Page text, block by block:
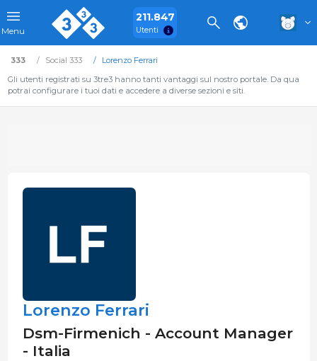
Menu
211.847
Utenti
333 Social 333
Lorenzo Ferrari
Gli utenti registrati su 3tre3 hanno tanti vantaggi sul nostro portale. Da qua
potrai configurare i tuoi dati e accedere a diverse sezioni e siti.
Lorenzo Ferrari
Dsm-Firmenich - Account Manager
- Italia